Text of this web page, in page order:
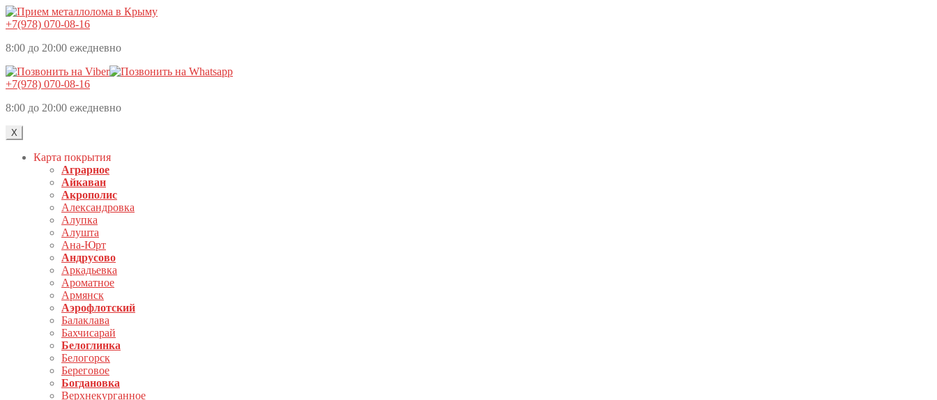
+7(978) 070-08-16
8:00 до 20:00 ежедневно
+7(978) 070-08-16
8:00 до 20:00 ежедневно
X
Карта покрытия
Аграрное
Айкаван
Акрополис
Александровка
Алупка
Алушта
Ана-Юрт
Андрусово
Аркадьевка
Ароматное
Армянск
Аэрофлотский
Балаклава
Бахчисарай
Белоглинка
Белогорск
Береговое
Богдановка
Верхнекурганное